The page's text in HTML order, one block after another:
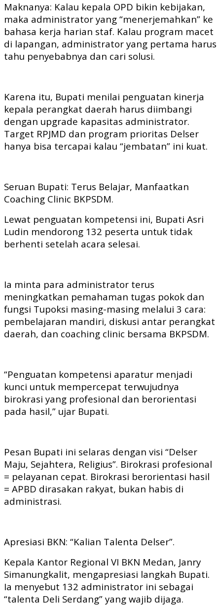
Maknanya: Kalau kepala OPD bikin kebijakan,
maka administrator yang “menerjemahkan” ke
bahasa kerja harian staf. Kalau program macet
di lapangan, administrator yang pertama harus
tahu penyebabnya dan cari solusi.
Karena itu, Bupati menilai penguatan kinerja
kepala perangkat daerah harus diimbangi
dengan upgrade kapasitas administrator.
Target RPJMD dan program prioritas Delser
hanya bisa tercapai kalau “jembatan” ini kuat.
Seruan Bupati: Terus Belajar, Manfaatkan
Coaching Clinic BKPSDM.
Lewat penguatan kompetensi ini, Bupati Asri
Ludin mendorong 132 peserta untuk tidak
berhenti setelah acara selesai.
Ia minta para administrator terus
meningkatkan pemahaman tugas pokok dan
fungsi Tupoksi masing-masing melalui 3 cara:
pembelajaran mandiri, diskusi antar perangkat
daerah, dan coaching clinic bersama BKPSDM.
“Penguatan kompetensi aparatur menjadi
kunci untuk mempercepat terwujudnya
birokrasi yang profesional dan berorientasi
pada hasil,” ujar Bupati.
Pesan Bupati ini selaras dengan visi “Delser
Maju, Sejahtera, Religius”. Birokrasi profesional
= pelayanan cepat. Birokrasi berorientasi hasil
= APBD dirasakan rakyat, bukan habis di
administrasi.
Apresiasi BKN: “Kalian Talenta Delser”.
Kepala Kantor Regional VI BKN Medan, Janry
Simanungkalit, mengapresiasi langkah Bupati.
Ia menyebut 132 administrator ini sebagai
“talenta Deli Serdang” yang wajib dijaga.